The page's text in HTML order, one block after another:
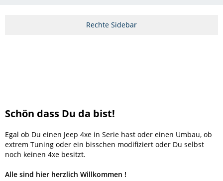
Schön dass Du da bist!
Egal ob Du einen Jeep 4xe in Serie hast oder einen Umbau, ob
extrem Tuning oder ein bisschen modifiziert oder Du selbst
noch keinen 4xe besitzt.
Alle sind hier herzlich Willkommen !